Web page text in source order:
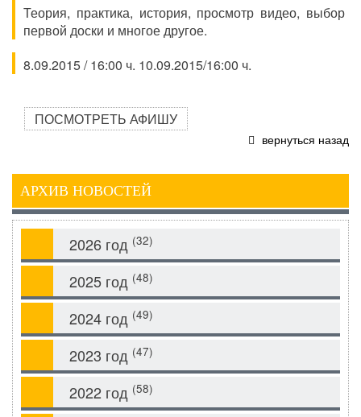
Теория, практика, история, просмотр видео, выбор
первой доски и многое другое.
8.09.2015 / 16:00 ч. 10.09.2015/16:00 ч.
ПОСМОТРЕТЬ АФИШУ
вернуться назад
АРХИВ НОВОСТЕЙ
2026 год (32)
2025 год (48)
2024 год (49)
2023 год (47)
2022 год (58)